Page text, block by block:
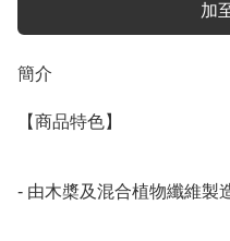
加
簡介
【商品特色】
- 由木槳及混合植物纖維製